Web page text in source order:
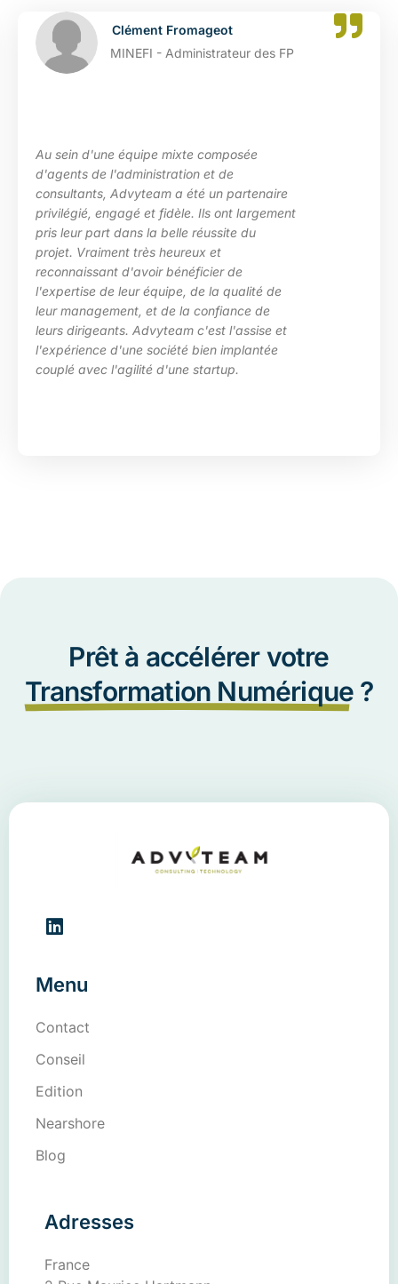
Clément Fromageot
MINEFI - Administrateur des FP
Au sein d'une équipe mixte composée
d'agents de l'administration et de
consultants, Advyteam a été un partenaire
privilégié, engagé et fidèle. Ils ont largement
pris leur part dans la belle réussite du
projet. Vraiment très heureux et
reconnaissant d'avoir bénéficier de
l'expertise de leur équipe, de la qualité de
leur management, et de la confiance de
leurs dirigeants. Advyteam c'est l'assise et
l'expérience d'une société bien implantée
couplé avec l'agilité d'une startup.
Prêt à accélérer votre
Transformation Numérique ?
Menu
Contact
Conseil
Edition
Nearshore
Blog
Adresses
France